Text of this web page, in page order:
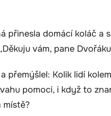
přinesla domácí koláč a
vám, pane
přemýšlel: Kolik lidí
pomoci, i když to
místě?